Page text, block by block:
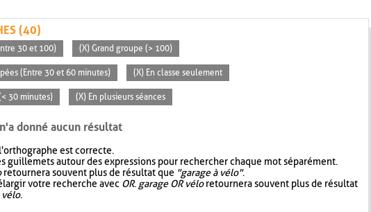
(40)
30 et 100) (X) Grand groupe (> 100)
(Entre 30 et 60 minutes) (X) En classe seulement
30 minutes) (X) En plusieurs séances
donné aucun résultat
est correcte.
guillemets autour des expressions pour rechercher chaque mot séparément.
retournera souvent plus de résultat que "garage à vélo".
votre recherche avec OR. garage OR véloretournera souvent plus de résultat
vélo.